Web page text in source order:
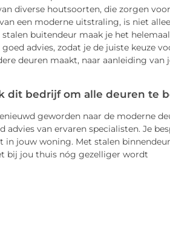
diverse houtsoorten, die zorgen
een moderne uitstraling, is niet
buitendeur maak je het
advies, zodat je de juiste keuze
deuren maakt, naar aanleiding van
dit bedrijf om alle deuren te
geworden naar de moderne
advies van ervaren specialisten. Je
in jouw woning. Met stalen
bij jou thuis nóg gezelliger wordt